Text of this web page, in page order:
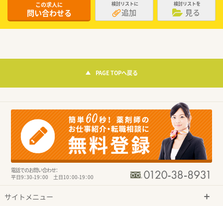
この求人に
問い合わせる
検討リストに
追加
検討リストを
見る
PAGE TOPへ戻る
電話でのお問い合わせ：
平日9：30-19：00 土日10：00-19：00
サイトメニュー